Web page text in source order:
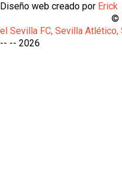
Diseño web creado por Erick
©
el Sevilla FC, Sevilla
-- -- 2026